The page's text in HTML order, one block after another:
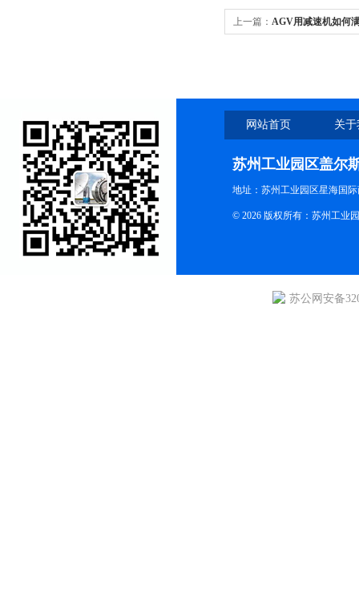
上一篇： AGV用减速机如何
网站首页 关
苏州工业园区盖尔
地址：苏州工业园区星海国
© 2026 版权所有：苏州工业
苏公网安备